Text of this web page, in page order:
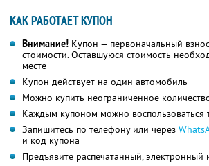
КАК РАБОТАЕТ КУПОН
Внимание! Купон — первоначальный
стоимости. Оставшуюся стоимость
месте
Купон действует на один автомобиль
Можно купить неограниченное
Каждым купоном можно воспользоваться
Запишитесь по телефону или через
и код купона
Предъявите распечатанный,